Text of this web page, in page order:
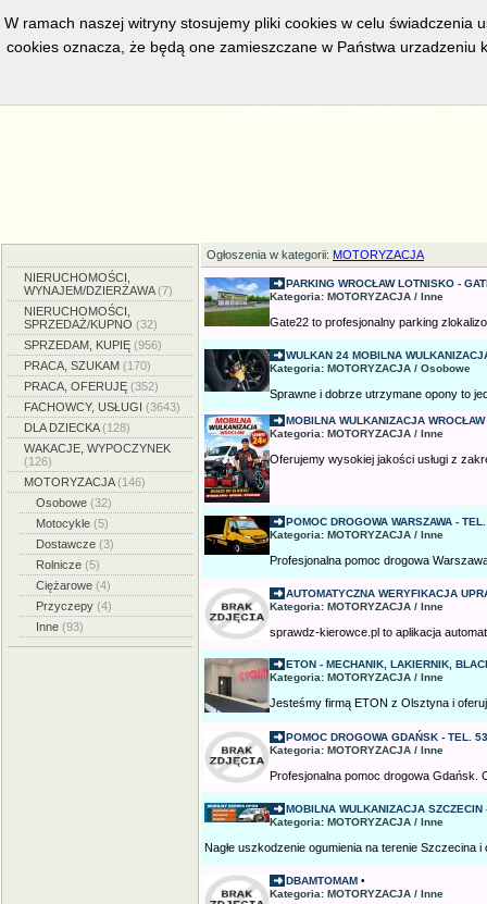
w bieżacej chwili posiadamy5561aktywnych ogłoszeń, serwis
Strona główna Dodaj ogłoszenie
NIERUCHOMOŚCI,
WYNAJEM/DZIERŻAWA(7)
NIERUCHOMOŚCI,
SPRZEDAŻ/KUPNO (32)
SPRZEDAM, KUPIĘ (956)
PRACA, SZUKAM (170)
PRACA, OFERUJĘ (352)
FACHOWCY, USŁUGI (3643)
DLA DZIECKA(128)
WAKACJE, WYPOCZYNEK
(126)
MOTORYZACJA(146)
Osobowe (32)
Motocykle (5)
Dostawcze (3)
Rolnicze (5)
Ciężarowe (4)
Przyczepy (4)
Inne (93)
Ogłoszenia w kategorii: MOTORYZACJA
PARKING WROCŁAW LOTNISKO -
Kategoria: MOTORYZACJA / Inne
Gate22 to profesjonalny parking
WULKAN 24 MOBILNA
Kategoria: MOTORYZACJA / Osobowe
Sprawne i dobrze utrzymane opony to
MOBILNA WULKANIZACJA
Kategoria: MOTORYZACJA / Inne
Oferujemy wysokiej jakości usługi z
POMOC DROGOWA WARSZAWA -
Kategoria: MOTORYZACJA / Inne
Profesjonalna pomoc drogowa
AUTOMATYCZNA WERYFIKACJA
Kategoria: MOTORYZACJA / Inne
sprawdz-kierowce.pl to aplikacja
ETON - MECHANIK, LAKIERNIK,
Kategoria: MOTORYZACJA / Inne
Jesteśmy firmą ETON z Olsztyna i
POMOC DROGOWA GDAŃSK - TEL.
Kategoria: MOTORYZACJA / Inne
Profesjonalna pomoc drogowa Gdańsk.
MOBILNA WULKANIZACJA
Kategoria: MOTORYZACJA / Inne
Nagłe uszkodzenie ogumienia na terenie Szczecina
DBAMTOMAM •
Kategoria: MOTORYZACJA / Inne
W ramach naszej witryny stosujemy pliki cookies w celu świadczenia
cookies oznacza, że będą one zamieszczane w Państwa